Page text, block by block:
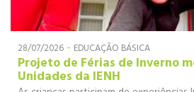
28/07/2026 - EDUCAÇÃO BÁSICA
Projeto de Férias de Inverno
Unidades da IENH